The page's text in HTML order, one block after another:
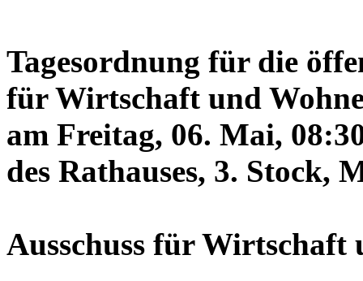
Tagesordnung für die
für Wirtschaft und
am Freitag, 06. Mai,
des Rathauses, 3. Stock,
Ausschuss für Wirtschaft